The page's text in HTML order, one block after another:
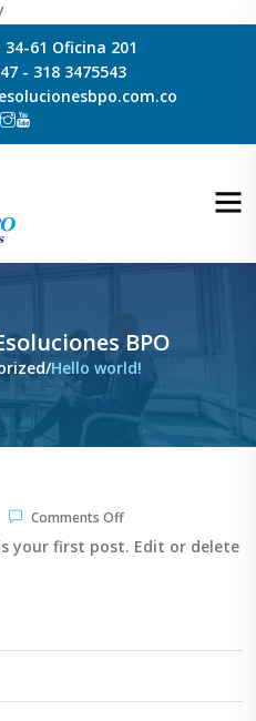
61 Oficina 201
- 318 3475543
BPO
/Hello world!
Comments Off
your first post. Edit or delete